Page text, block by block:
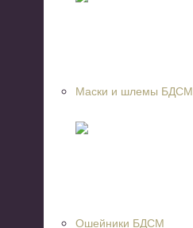
Маски и шлемы БДСМ
Ошейники БДСМ